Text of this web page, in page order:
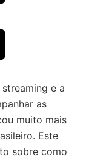
e a
as
muito mais
Este
sobre como